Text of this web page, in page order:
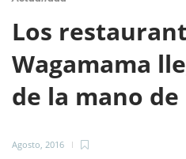
Los
Wagamama
de la mano
Agosto, 2016